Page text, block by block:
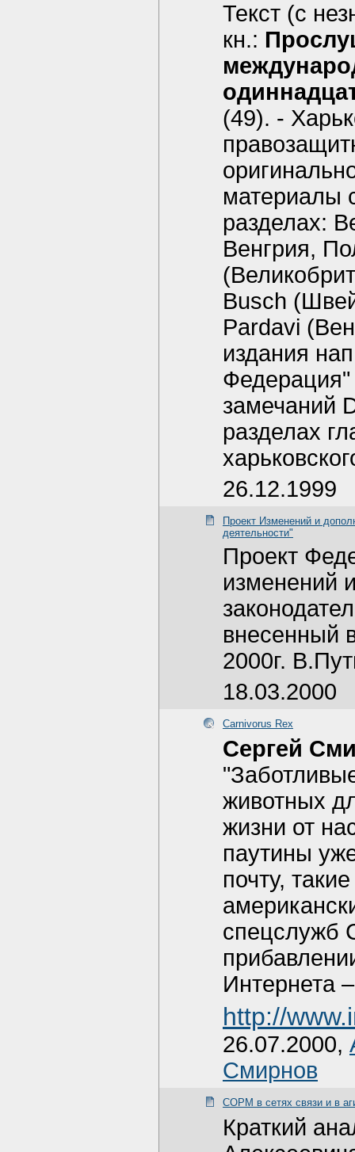
Текст (с
кн.:
(49). -
материалы
разделах:
Венгрия,
Busch
Pardavi
издания
Федерация"
замечаний
разделах
26.12.1999
Проект Изменений и
деятельности"
Проект
изменений
внесенный
2000г.
18.03.2000
Carnivorus Rex
Сергей
животных
жизни от
паутины
почту,
спецслужб
Интернета
http://
26.07.2000,
Смирнов
СОРМ в сетях связи и в
Краткий